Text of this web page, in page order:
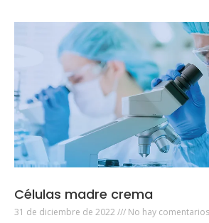
Células madre crema
31 de diciembre de 2022 No hay comentarios